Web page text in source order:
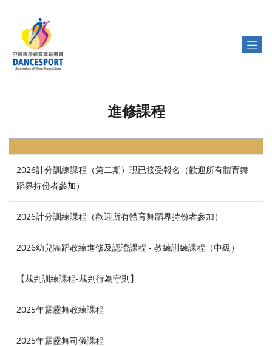
進修課程
2026計分訓練課程（第二期）現已接受報名（歡迎所有體育舞
蹈界持份者參加）
2026計分訓練課程（歡迎所有體育舞蹈界持份者參加）
2026幼兒舞蹈教練進修及認證課程 - 教練訓練課程（中級）
【裁判訓練課程-裁判行為守則】
2025年霹靂舞教練課程
2025年霹靂舞司儀課程